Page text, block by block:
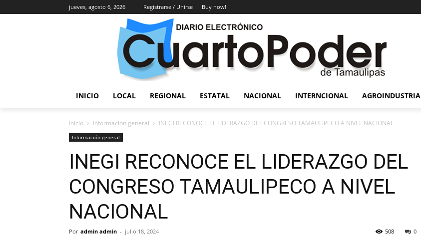
jueves, agosto 6, 2026 Registrarse / Unirse Buy now!
INICIO LOCAL REGIONAL ESTATAL NACIONAL INTERNCIONAL AGROINDUSTRIA
Inicio Información general INEGI RECONOCE EL LIDERAZGO DEL CONGRESO TAMAULIPECO A NIVEL NACIONAL
Información general
INEGI RECONOCE EL LIDERAZGO DEL
CONGRESO TAMAULIPECO A NIVEL
NACIONAL
Por admin admin - julio 18, 2024 0
508